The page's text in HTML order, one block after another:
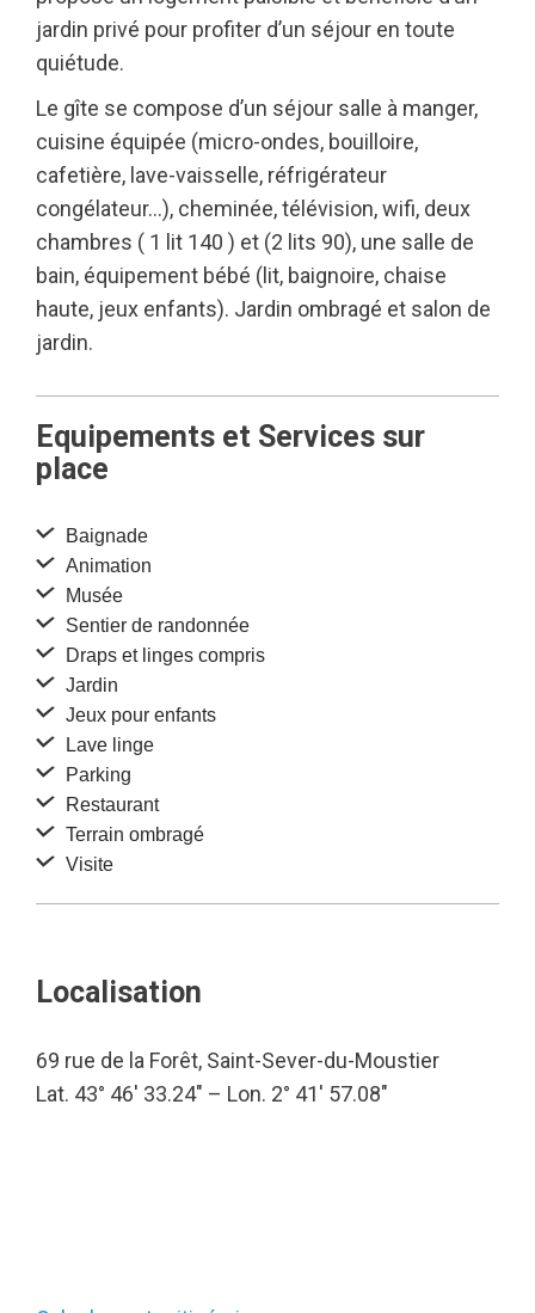
jardin privé pour profiter d’un séjour en toute
quiétude.
Le gîte se compose d’un séjour salle à manger,
cuisine équipée (micro-ondes, bouilloire,
cafetière, lave-vaisselle, réfrigérateur
congélateur…), cheminée, télévision, wifi, deux
chambres ( 1 lit 140 ) et (2 lits 90), une salle de
bain, équipement bébé (lit, baignoire, chaise
haute, jeux enfants). Jardin ombragé et salon de
jardin.
Equipements et Services sur
place
Baignade
Animation
Musée
Sentier de randonnée
Draps et linges compris
Jardin
Jeux pour enfants
Lave linge
Parking
Restaurant
Terrain ombragé
Visite
Localisation
69 rue de la Forêt, Saint-Sever-du-Moustier
Lat. 43° 46′ 33.24″ – Lon. 2° 41′ 57.08″